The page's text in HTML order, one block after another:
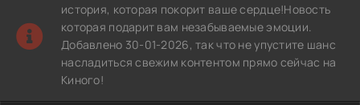
история, которая покорит ваше сердце!Новость
которая подарит вам незабываемые эмоции.
Добавлено 30-01-2026, так что не упустите шанс
насладиться свежим контентом прямо сейчас на
Киного!